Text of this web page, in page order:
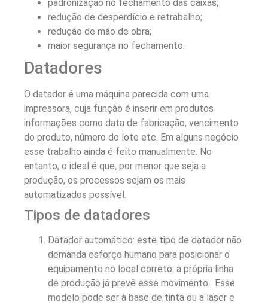
padronização no fechamento das caixas;
redução de desperdício e retrabalho;
redução de mão de obra;
maior segurança no fechamento.
Datadores
O datador é uma máquina parecida com uma
impressora, cuja função é inserir em produtos
informações como data de fabricação, vencimento
do produto, número do lote etc. Em alguns negócio
esse trabalho ainda é feito manualmente. No
entanto, o ideal é que, por menor que seja a
produção, os processos sejam os mais
automatizados possível.
Tipos de datadores
Datador automático: este tipo de datador não
demanda esforço humano para posicionar o
equipamento no local correto: a própria linha
de produção já prevê esse movimento. Esse
modelo pode ser à base de tinta ou a laser e